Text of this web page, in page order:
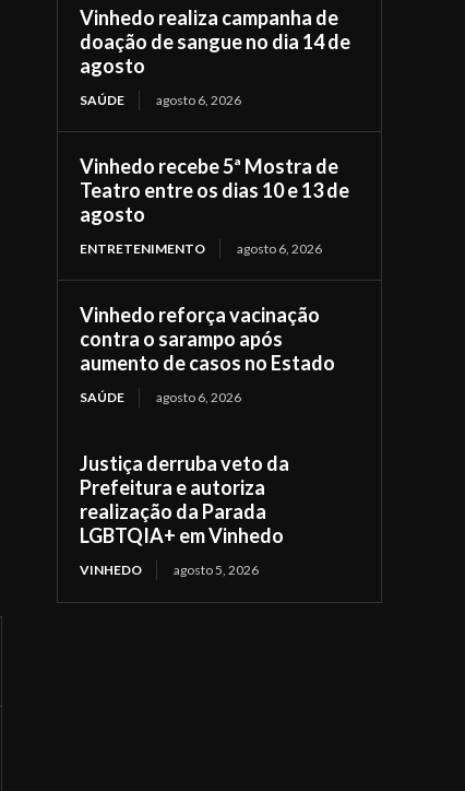
Vinhedo realiza campanha de
doação de sangue no dia 14 de
agosto
SAÚDE agosto 6, 2026
Vinhedo recebe 5ª Mostra de
Teatro entre os dias 10 e 13 de
agosto
ENTRETENIMENTO agosto 6, 2026
Vinhedo reforça vacinação
contra o sarampo após
aumento de casos no Estado
SAÚDE agosto 6, 2026
Justiça derruba veto da
Prefeitura e autoriza
realização da Parada
LGBTQIA+ em Vinhedo
VINHEDO agosto 5, 2026